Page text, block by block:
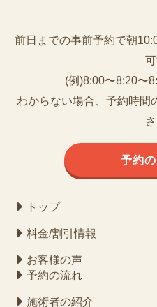
前日までの事前予約で朝
(例)8:00〜8:20〜
わからない場合、予約時間
予約
トップ
料金/割引情報
お客様の声
予約の流れ
施術者の紹介